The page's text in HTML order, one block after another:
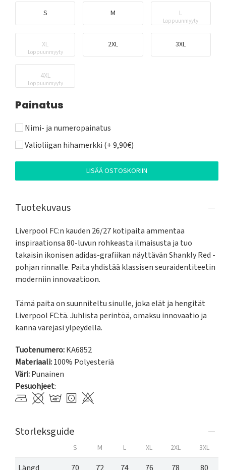
S M L
Loppuunmyyty
XL
Loppuunmyyty
2XL 3XL
4XL
Loppuunmyyty
Painatus
Nimi- ja numeropainatus
Valioliigan hihamerkki (+ 9,90€)
LISÄÄ OSTOSKORIIN
Tuotekuvaus
Liverpool FC:n kauden 26/27 kotipaita ammentaa
inspiraationsa 80-luvun rohkeasta ilmaisusta ja tuo
takaisin ikonisen adidas-grafiikan näyttävän Shankly Red -
pohjan rinnalle. Paita yhdistää klassisen seuraidentiteetin
moderniin innovaatioon.
Tämä paita on suunniteltu sinulle, joka elät ja hengität
Liverpool FC:tä. Juhlista perintöä, omaksu innovaatio ja
kanna värejäsi ylpeydellä.
Tuotenumero:KA6852
Materiaali:100% Polyesteriä
Väri:Punainen
Pesuohjeet:
Storleksguide
S M L XL 2XL 3XL